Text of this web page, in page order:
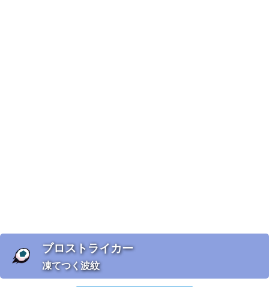
ブロストライカー
凍てつく波紋